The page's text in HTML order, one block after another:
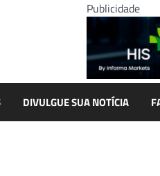
Publicidade
DIVULGUE SUA NOTÍCIA